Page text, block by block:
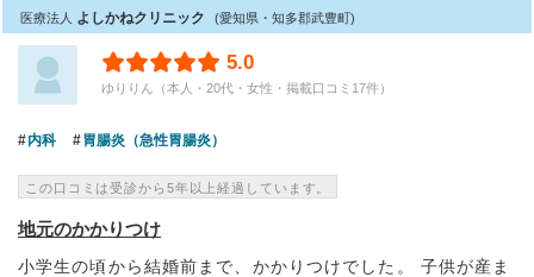
医療法人 よしかねクリニック (愛知県・知多郡武豊町)
5.0
ゆりりん（本人・20代・女性・掲載口コミ17件）
内科 胃腸炎（急性胃腸炎）
この口コミは受診から5年以上経過しています。
地元のかかりつけ
小学生の頃から結婚前まで、かかりつけでした。 子供が産ま